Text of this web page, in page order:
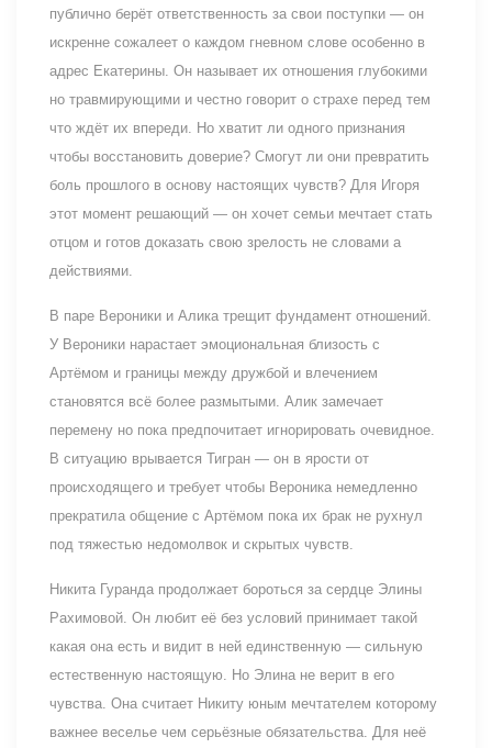
публично берёт ответственность за свои поступки — он
искренне сожалеет о каждом гневном слове особенно в
адрес Екатерины. Он называет их отношения глубокими
но травмирующими и честно говорит о страхе перед тем
что ждёт их впереди. Но хватит ли одного признания
чтобы восстановить доверие? Смогут ли они превратить
боль прошлого в основу настоящих чувств? Для Игоря
этот момент решающий — он хочет семьи мечтает стать
отцом и готов доказать свою зрелость не словами а
действиями.
В паре Вероники и Алика трещит фундамент отношений.
У Вероники нарастает эмоциональная близость с
Артёмом и границы между дружбой и влечением
становятся всё более размытыми. Алик замечает
перемену но пока предпочитает игнорировать очевидное.
В ситуацию врывается Тигран — он в ярости от
происходящего и требует чтобы Вероника немедленно
прекратила общение с Артёмом пока их брак не рухнул
под тяжестью недомолвок и скрытых чувств.
Никита Гуранда продолжает бороться за сердце Элины
Рахимовой. Он любит её без условий принимает такой
какая она есть и видит в ней единственную — сильную
естественную настоящую. Но Элина не верит в его
чувства. Она считает Никиту юным мечтателем которому
важнее веселье чем серьёзные обязательства. Для неё